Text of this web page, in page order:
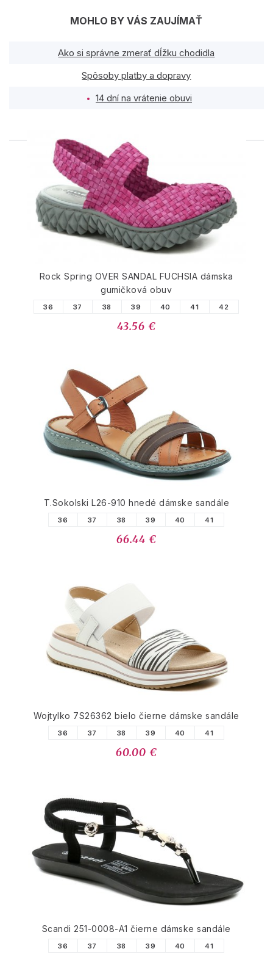
MOHLO BY VÁS ZAUJÍMAŤ
Ako si správne zmerať dĺžku chodidla
Spôsoby platby a dopravy
14 dní na vrátenie obuvi
PODOBNÉ PRODUKTY
Rock Spring OVER SANDAL FUCHSIA dámska
gumičková obuv
36 37 38 39 40 41 42
43.56 €
T.Sokolski L26-910 hnedé dámske sandále
36 37 38 39 40 41
66.44 €
Wojtylko 7S26362 bielo čierne dámske sandále
36 37 38 39 40 41
60.00 €
Scandi 251-0008-A1 čierne dámske sandále
36 37 38 39 40 41